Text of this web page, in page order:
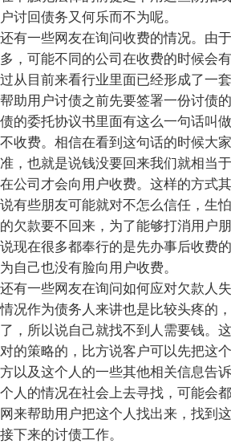
户讨回债务又何乐而不为呢。
还有一些网友在询问收费的情况。由
多，可能不同的公司在收费的时候会
过从目前来看行业里面已经形成了一
帮助用户讨债之前先要签署一份讨债
债的委托协议书里面有这么一句话叫
不收费。相信在看到这句话的时候大
准，也就是说钱没要回来我们就相当
在公司才会向用户收费。这样的方式
说有些朋友可能就对不怎么信任，生
的欠款要不回来，为了能够打消用户
说现在很多都奉行的是先办事后收费
为自己也没有脸向用户收费。
还有一些网友在询问如何应对欠款人
情况作为债务人来讲也是比较头疼的
了，所以说自己就找不到人需要钱。
对的策略的，比方说客户可以先把这
方以及这个人的一些其他相关信息告
个人的情况在社会上去寻找，可能会
网来帮助用户把这个人找出来，找到
接下来的讨债工作。